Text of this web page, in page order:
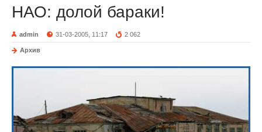
НАО: долой бараки!
admin 31-03-2005, 11:17 2 062
Архив